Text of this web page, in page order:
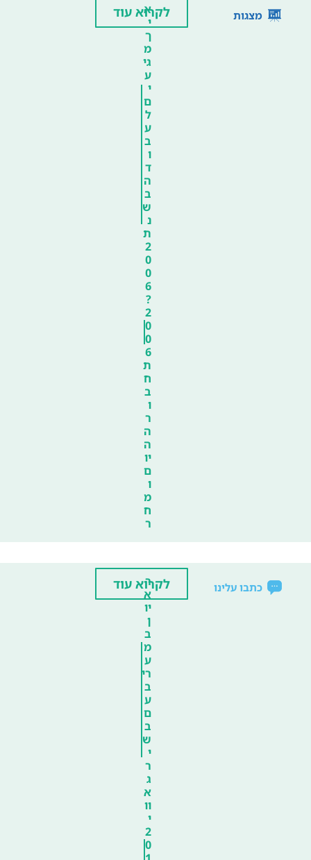
מצגות
א
י
ך
מ
גי
ע
י
ם
ל
ע
ב
ו
ד
ה
ב
ש
נ
ת
2
0
0
6
?
2
0
0
6
ת
ח
ב
ו
ר
ה
ה
יו
ם
ו
מ
ח
ר
לקרוא עוד
כתבו עלינו
ר
א
יו
ן
ב
מ
ע
רי
ב
ע
ם
ב
ש
י
ר
ג
א
וו
י
2
0
לקרוא עוד